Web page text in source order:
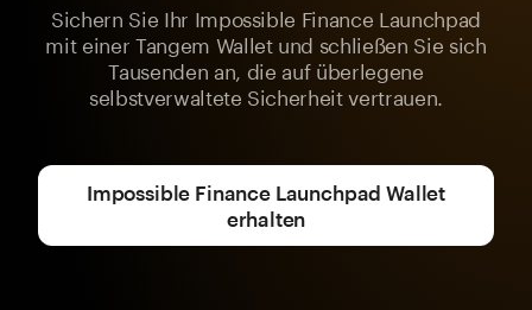
Sichern Sie Ihr Impossible Finance Launchpad
mit einer Tangem Wallet und schließen Sie sich
Tausenden an, die auf überlegene
selbstverwaltete Sicherheit vertrauen.
Impossible Finance Launchpad Wallet
erhalten